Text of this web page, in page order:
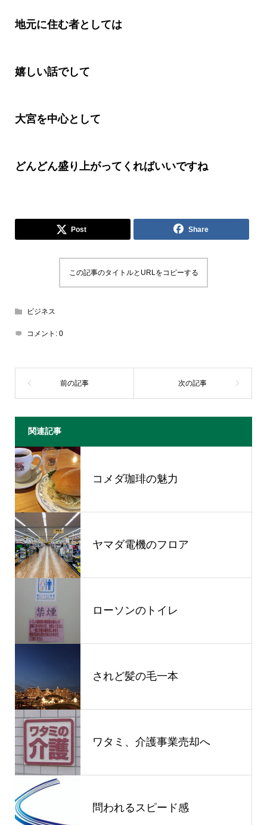
地元に住む者としては
嬉しい話でして
大宮を中心として
どんどん盛り上がってくればいいですね
Post Share
この記事のタイトルとURLをコピーする
ビジネス
コメント: 0
関連記事
コメダ珈琲の魅力
ヤマダ電機のフロア
ローソンのトイレ
されど髪の毛一本
ワタミ、介護事業売却へ
問われるスピード感